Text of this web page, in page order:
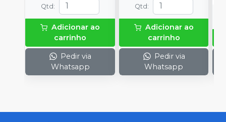
Qtd :
Adicionar ao
carrinho
Pedir via
Whatsapp
Qtd :
Adicionar ao
carrinho
Pedir via
Whatsapp